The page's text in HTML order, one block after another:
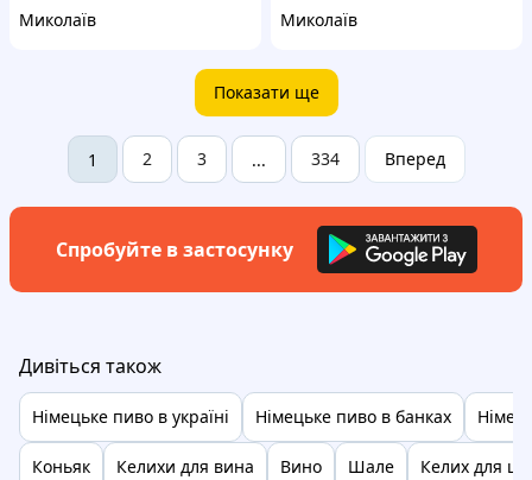
Миколаїв
Миколаїв
Показати ще
1 2 3 ... 334 Вперед
Спробуйте в застосунку
Дивіться також
Німецьке пиво в україні Німецьке пиво в банках
Коньяк Келихи для вина Вино Шале Келих для